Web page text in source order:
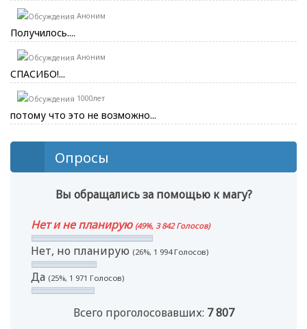
Аноним
Получилось....
Аноним
СПАСИБО!...
1000лет
потому что это не возможно...
Опросы
Вы обращались за помощью к магу?
Нет и не планирую (49%, 3 842 Голосов)
Нет, но планирую (26%, 1 994 Голосов)
Да (25%, 1 971 Голосов)
Всего проголосовавших: 7 807